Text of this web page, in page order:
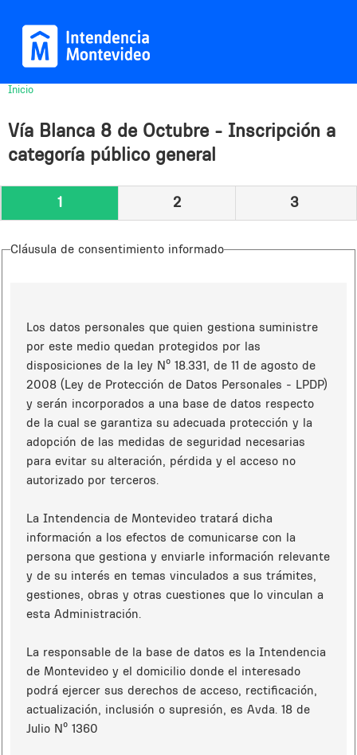
está
aquí
Inicio
Vía Blanca 8 de Octubre - Inscripción a
categoría público general
1 2 3
Cláusula de consentimiento informado
Los datos personales que quien gestiona suministre
por este medio quedan protegidos por las
disposiciones de la ley Nº 18.331, de 11 de agosto de
2008 (Ley de Protección de Datos Personales - LPDP)
y serán incorporados a una base de datos respecto
de la cual se garantiza su adecuada protección y la
adopción de las medidas de seguridad necesarias
para evitar su alteración, pérdida y el acceso no
autorizado por terceros.
La Intendencia de Montevideo tratará dicha
información a los efectos de comunicarse con la
persona que gestiona y enviarle información relevante
y de su interés en temas vinculados a sus trámites,
gestiones, obras y otras cuestiones que lo vinculan a
esta Administración.
La responsable de la base de datos es la Intendencia
de Montevideo y el domicilio donde el interesado
podrá ejercer sus derechos de acceso, rectificación,
actualización, inclusión o supresión, es Avda. 18 de
Julio Nº 1360